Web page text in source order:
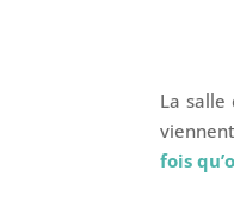
La salle
fois